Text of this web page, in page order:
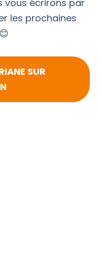
vous écrirons par
les prochaines
SUR